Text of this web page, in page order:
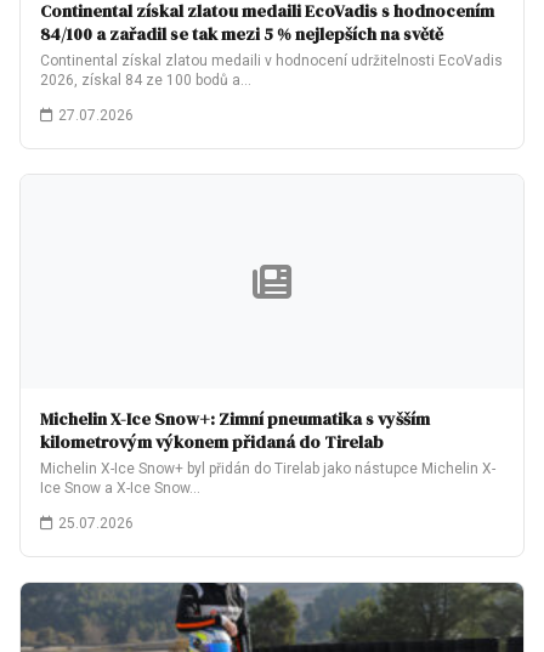
Continental získal zlatou medaili EcoVadis s hodnocením
84/100 a zařadil se tak mezi 5 % nejlepších na světě
Continental získal zlatou medaili v hodnocení udržitelnosti EcoVadis
2026, získal 84 ze 100 bodů a…
27.07.2026
Michelin X-Ice Snow+: Zimní pneumatika s vyšším
kilometrovým výkonem přidaná do Tirelab
Michelin X-Ice Snow+ byl přidán do Tirelab jako nástupce Michelin X-
Ice Snow a X-Ice Snow…
25.07.2026